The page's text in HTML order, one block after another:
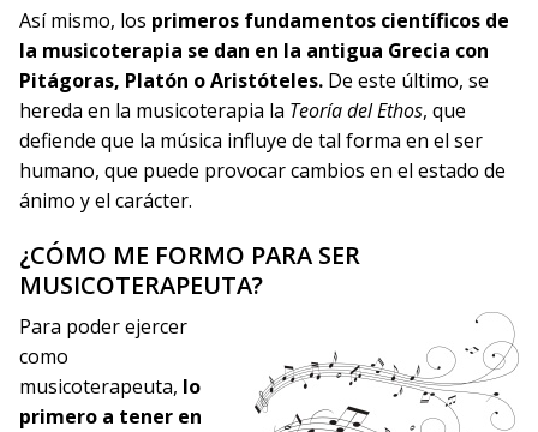
Así mismo, los primeros fundamentos científicos de
la musicoterapia se dan en la antigua Grecia con
Pitágoras, Platón o Aristóteles. De este último, se
hereda en la musicoterapia la Teoría del Ethos, que
defiende que la música influye de tal forma en el ser
humano, que puede provocar cambios en el estado de
ánimo y el carácter.
¿CÓMO ME FORMO PARA SER
MUSICOTERAPEUTA?
Para poder ejercer
como
musicoterapeuta, lo
primero a tener en